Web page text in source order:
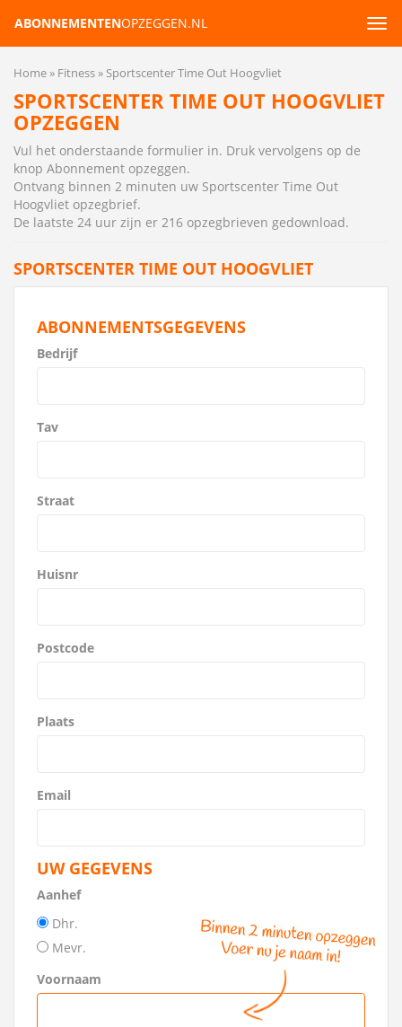
ABONNEMENTENOPZEGGEN.NL
Home Fitness Sportscenter Time Out Hoogvliet
SPORTSCENTER TIME OUT HOOGVLIET
OPZEGGEN
Vul het onderstaande formulier in. Druk vervolgens op de
knop Abonnement opzeggen.
Ontvang binnen 2 minuten uw Sportscenter Time Out
Hoogvliet opzegbrief.
De laatste 24 uur zijn er 216 opzegbrieven gedownload.
SPORTSCENTER TIME OUT HOOGVLIET
ABONNEMENTSGEGEVENS
Bedrijf
Tav
Straat
Huisnr
Postcode
Plaats
Email
UW GEGEVENS
Aanhef
Dhr.
Mevr.
Voornaam